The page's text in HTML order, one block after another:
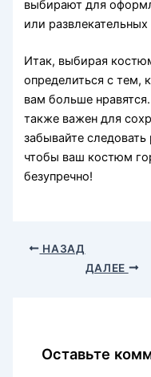
выбирают для
или
Итак, выбирая
определиться с тем,
вам больше
также важен для
забывайте
чтобы ваш костюм
безупречно!
НАЗАД
ДАЛЕЕ
Оставьте